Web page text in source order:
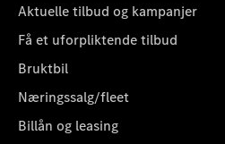
Aktuelle tilbud og kampanjer
Få et uforpliktende tilbud
Bruktbil
Næringssalg/fleet
Billån og leasing